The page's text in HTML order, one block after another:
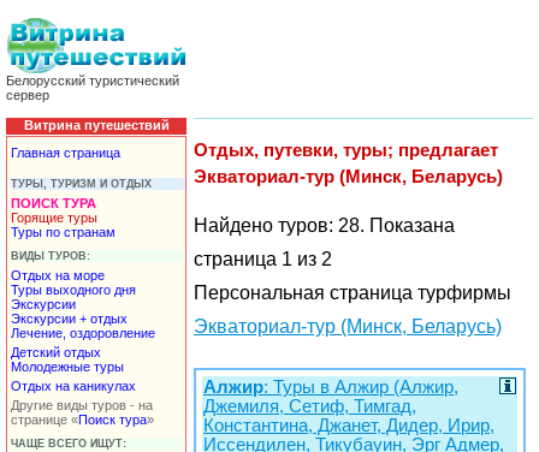
Белорусский туристический
сервер
Витрина путешествий
Главная страница
ТУРЫ, ТУРИЗМ И ОТДЫХ
ПОИСК ТУРА
Горящие туры
Туры по странам
ВИДЫ ТУРОВ:
Отдых на море
Туры выходного дня
Экскурсии
Экскурсии + отдых
Лечение, оздоровление
Детский отдых
Молодежные туры
Отдых на каникулах
Другие виды туров - на
странице «Поиск тура»
ЧАЩЕ ВСЕГО ИЩУТ:
Отдых, путевки, туры; предлагает
Экваториал-тур (Минск, Беларусь)
Найдено туров: 28. Показана
страница 1 из 2
Персональная страница турфирмы
Экваториал-тур (Минск, Беларусь)
Алжир: Туры в Алжир (Алжир,
Джемиля, Сетиф, Тимгад,
Константина, Джанет, Дидер, Ирир,
Иссендилен, Тикубауин, Эрг Адмер,